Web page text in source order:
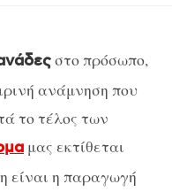
στο πρόσωπο,
ανάμνηση που
το τέλος των
μας εκτίθεται
είναι η παραγωγή